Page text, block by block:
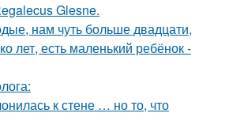
Glesne.
нам чуть больше двадцати,
лет, есть маленький ребёнок -
к стене … но то, что